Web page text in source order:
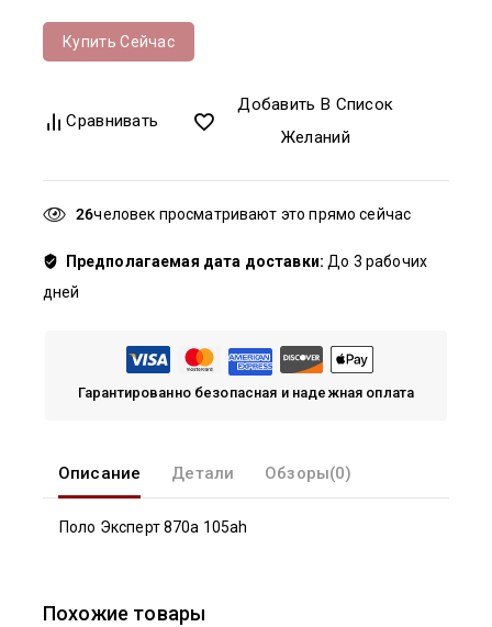
Купить Сейчас
Сравнивать
Добавить В Список
Желаний
26человек просматривают это прямо сейчас
Предполагаемая дата доставки:До 3 рабочих
дней
Гарантированно безопасная и надежная оплата
Описание Детали Обзоры(0)
Поло Эксперт 870а 105ah
Похожие товары